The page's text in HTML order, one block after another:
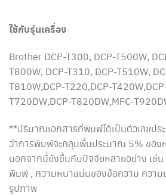
ใช้กับรุ่นเครื่อง
Brother DCP-T300, DCP-T500W,
T800W, DCP-T310, DCP-T510W,
T810W,DCP-T220,DCP-
T720DW,DCP-T820DW,MFC-
**ปริมาณเอกสารที่พิมพ์ได้เป็นตัวเลขป
ว่าการพิมพ์จะคลุมพื้นประมาณ 5% ของ
นอกจากนี้ยังขึ้นกับปัจจัยหลายอย่าง เช่
พิมพ์ , ความหนาแน่นของข้อความ ความ
รูปภาพ